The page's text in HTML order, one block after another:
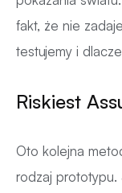
fakt, że nie
testujemy i
Riskiest
Oto kolejna
rodzaj prototypu.